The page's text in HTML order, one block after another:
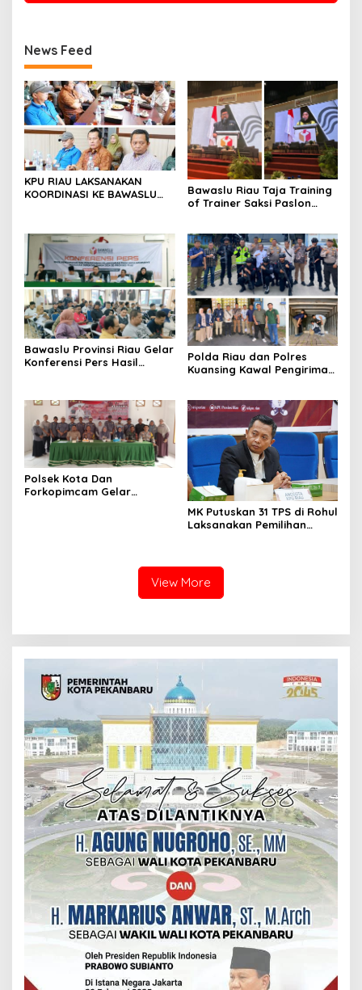
News Feed
KPU RIAU LAKSANAKAN
KOORDINASI KE BAWASLU
Bawaslu Riau Taja Training
of Trainer Saksi Paslon
Bawaslu Provinsi Riau Gelar
Konferensi Pers Hasil
Pada Masa Kampanye 2024
Polda Riau dan Polres
Kuansing Kawal Pengiriman
Polsek Kota Dan
Forkopimcam Gelar
MK Putuskan 31 TPS di Rohul
Laksanakan Pemilihan
View More